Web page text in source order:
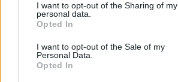
I want to opt-out of the Sharing of my
personal data.
Opted In
I want to opt-out of the Sale of my
Personal Data.
Opted In